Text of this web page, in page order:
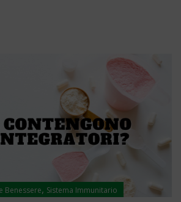
Benessere, Sistema Immunitario